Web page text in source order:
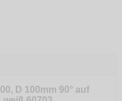
D 100mm 90° auf